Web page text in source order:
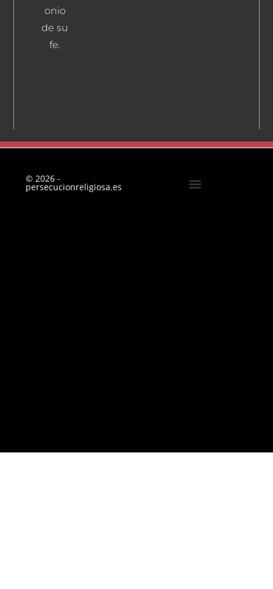
onio
de su
fe.
© 2026 -
persecucionreligiosa.es